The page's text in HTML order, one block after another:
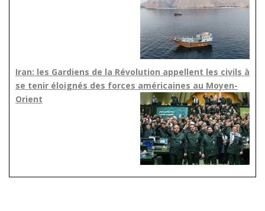
Iran: les Gardiens de la Révolution appellent les civils à
se tenir éloignés des forces américaines au Moyen-
Orient